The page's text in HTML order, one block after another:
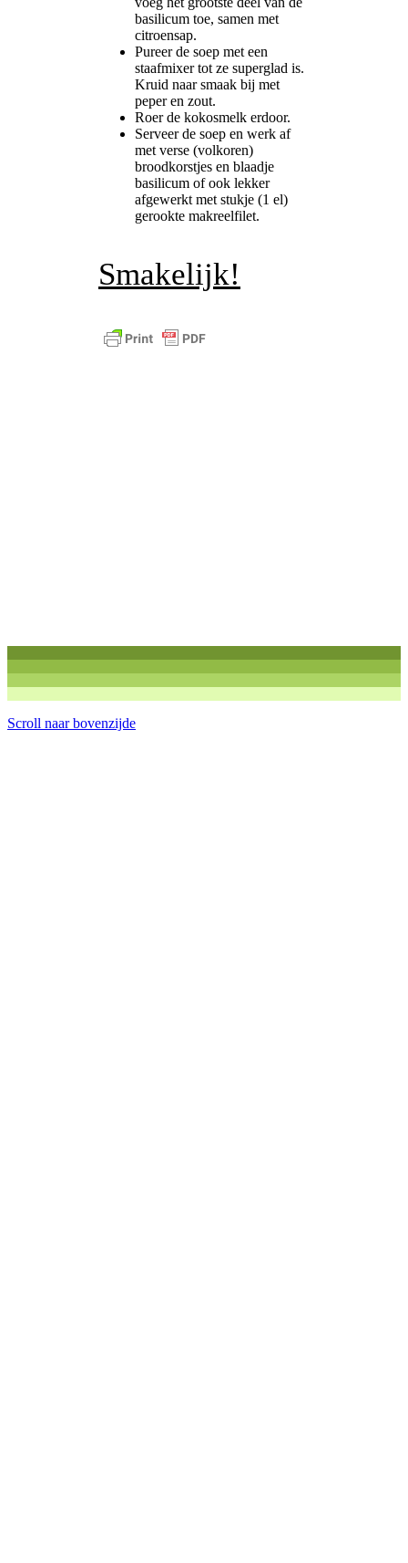
basilicum toe, samen met
citroensap.
Pureer de soep met een
staafmixer tot ze superglad is.
Kruid naar smaak bij met
peper en zout.
Roer de kokosmelk erdoor.
Serveer de soep en werk af
met verse (volkoren)
broodkorstjes en blaadje
basilicum of ook lekker
afgewerkt met stukje (1 el)
gerookte makreelfilet.
Smakelijk!
Scroll naar bovenzijde